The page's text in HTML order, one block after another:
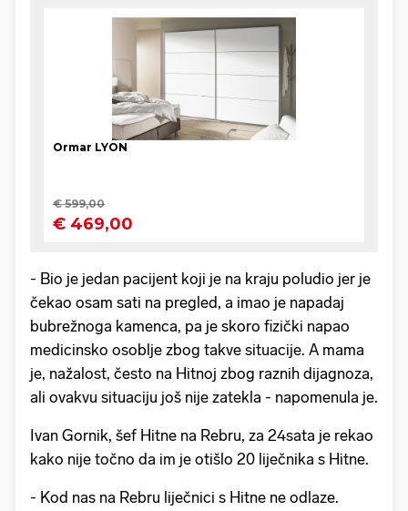
- Bio je jedan pacijent koji je na kraju poludio jer je
čekao osam sati na pregled, a imao je napadaj
bubrežnoga kamenca, pa je skoro fizički napao
medicinsko osoblje zbog takve situacije. A mama
je, nažalost, često na Hitnoj zbog raznih dijagnoza,
ali ovakvu situaciju još nije zatekla - napomenula je.
Ivan Gornik, šef Hitne na Rebru, za 24sata je rekao
kako nije točno da im je otišlo 20 liječnika s Hitne.
- Kod nas na Rebru liječnici s Hitne ne odlaze.